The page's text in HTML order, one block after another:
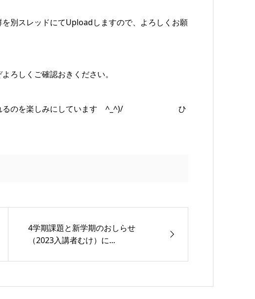
別スレッドにてUploadしますので、よろしくお願
ろしくご確認おきください。
かかれるのを楽しみにしています ^_^)/ ひ
4学期課題と新学期のおしらせ
（2023入講者むけ）に...